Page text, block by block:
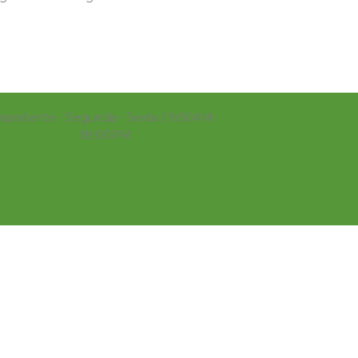
- Segunda - Sexta / 9:00AM -
18:00PM